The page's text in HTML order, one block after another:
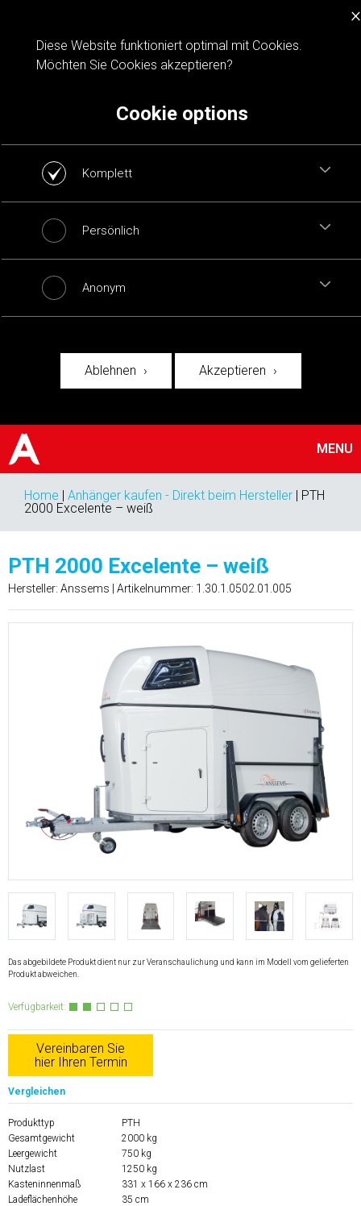
Cookie notification
×
Diese Website funktioniert optimal mit Cookies.
Möchten Sie Cookies akzeptieren?
Cookie options
Komplett
Persönlich
Anonym
Ablehnen Akzeptieren
MENU
Home | Anhänger kaufen - Direkt beim Hersteller | PTH
2000 Excelente – weiß
PTH 2000 Excelente – weiß
Hersteller: Anssems | Artikelnummer: 1.30.1.0502.01.005
Das abgebildete Produkt dient nur zur Veranschaulichung und kann im Modell vom gelieferten
Produkt abweichen.
Verfügbarkeit:
Vereinbaren Sie
hier Ihren Termin
Vergleichen
Produkttyp
PTH
Gesamtgewicht
2000 kg
Leergewicht
750 kg
Nutzlast
1250 kg
Kasteninnenmaß
331 x 166 x 236 cm
Ladeflächenhöhe
35 cm